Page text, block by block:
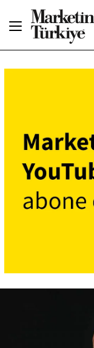
Dergiler
Etkinlikler